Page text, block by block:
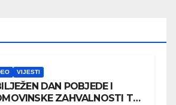
VIJESTI
DAN POBJEDE I
ZAHVALNOSTI TE